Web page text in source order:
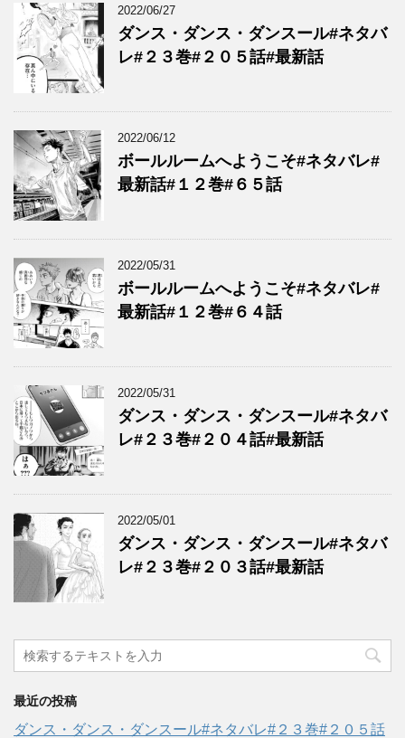
2022/06/27
ダンス・ダンス・ダンスール#ネタバ
レ#２３巻#２０５話#最新話
2022/06/12
ボールルームへようこそ#ネタバレ#
最新話#１２巻#６５話
2022/05/31
ボールルームへようこそ#ネタバレ#
最新話#１２巻#６４話
2022/05/31
ダンス・ダンス・ダンスール#ネタバ
レ#２３巻#２０４話#最新話
2022/05/01
ダンス・ダンス・ダンスール#ネタバ
レ#２３巻#２０３話#最新話
最近の投稿
ダンス・ダンス・ダンスール#ネタバレ#２３巻#２０５話